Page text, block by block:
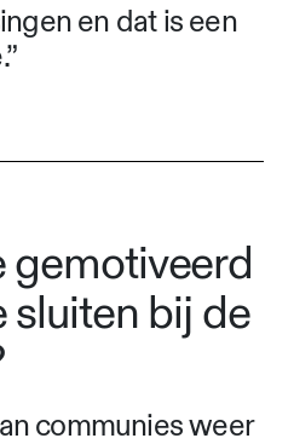
en dat is een
gemotiveerd
sluiten bij de
communies weer